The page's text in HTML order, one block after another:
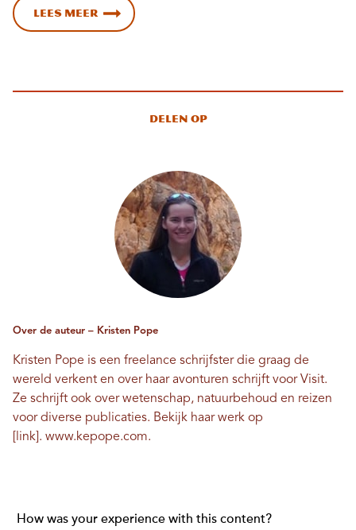
Lees meer
Delen op
Over de auteur – Kristen Pope
Kristen Pope is een freelance schrijfster die graag de
wereld verkent en over haar avonturen schrijft voor Visit.
Ze schrijft ook over wetenschap, natuurbehoud en reizen
voor diverse publicaties. Bekijk haar werk op
[link]. www.kepope.com.